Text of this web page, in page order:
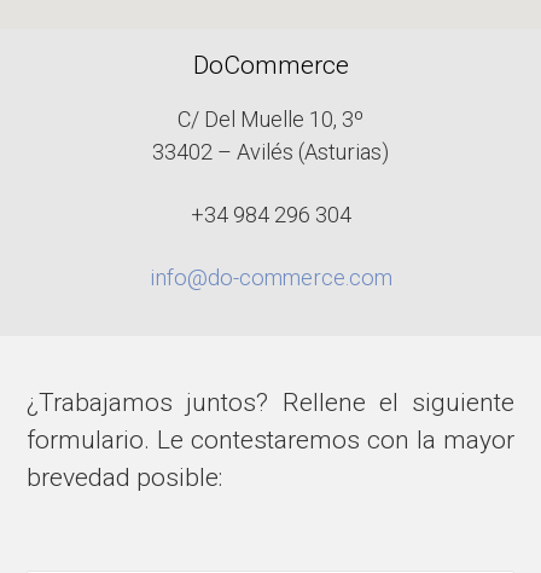
DoCommerce
C/ Del Muelle 10, 3º
33402 – Avilés (Asturias)
+34 984 296 304
info@do-commerce.com
¿Trabajamos juntos? Rellene el siguiente
formulario. Le contestaremos con la mayor
brevedad posible: